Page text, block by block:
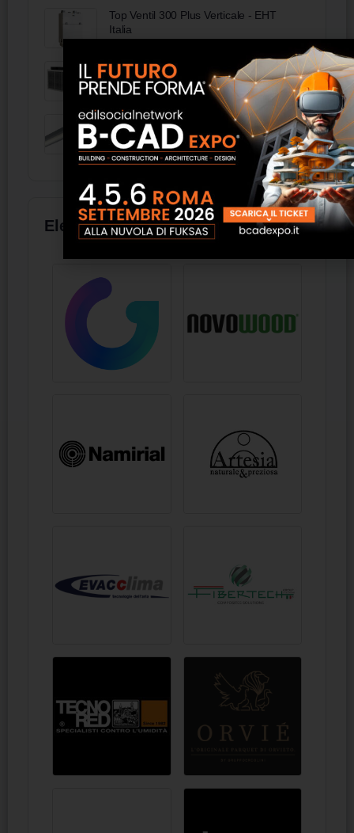
Top Ventil 300 Plus Verticale - EHT
Italia
PRG - Aermec
Twin 2 - D-I 9851 OP
Elenco aziende